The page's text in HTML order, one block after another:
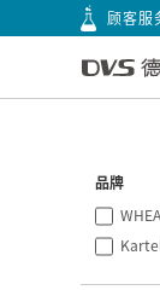
顾客服
品牌